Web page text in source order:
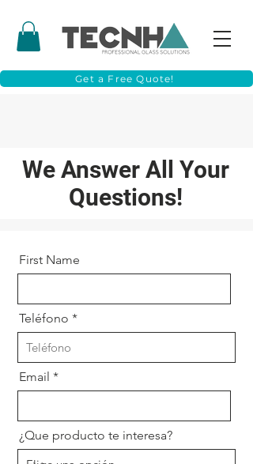
Get a Free Quote!
We Answer All Your
Questions!
First Name
Teléfono
Email
¿Que producto te interesa?